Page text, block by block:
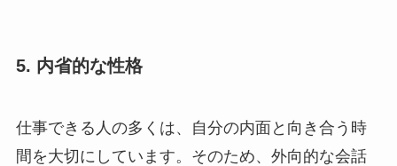
5. 内省的な性格
仕事できる人の多くは、自分の内面と向き合う時
間を大切にしています。そのため、外向的な会話